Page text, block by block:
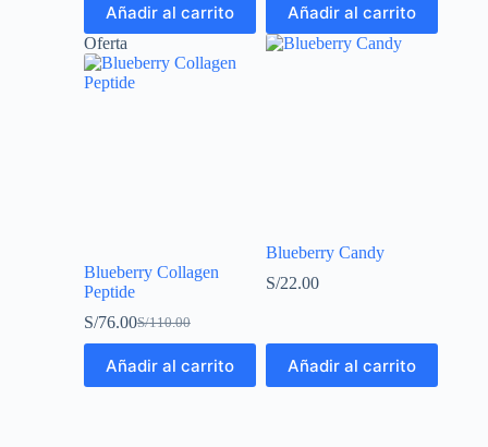
Añadir al carrito Añadir al carrito
Oferta
Blueberry Collagen
Peptide
S/110.00
S/76.00
Añadir al carrito
Blueberry Candy
S/22.00
Añadir al carrito